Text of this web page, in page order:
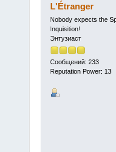
L'Étranger
Nobody expects the
Inquisition!
Энтузиаст
Сообщений: 233
Reputation Power: 13